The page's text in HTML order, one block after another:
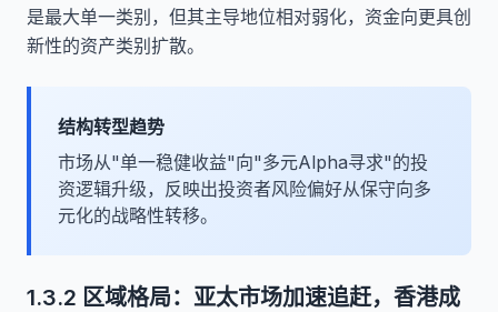
是最大单一类别，但其主导地位相对弱化，资金向更具创
新性的资产类别扩散。
结构转型趋势
市场从"单一稳健收益"向"多元Alpha寻求"的投
资逻辑升级，反映出投资者风险偏好从保守向多
元化的战略性转移。
1.3.2 区域格局：亚太市场加速追赶，香港成